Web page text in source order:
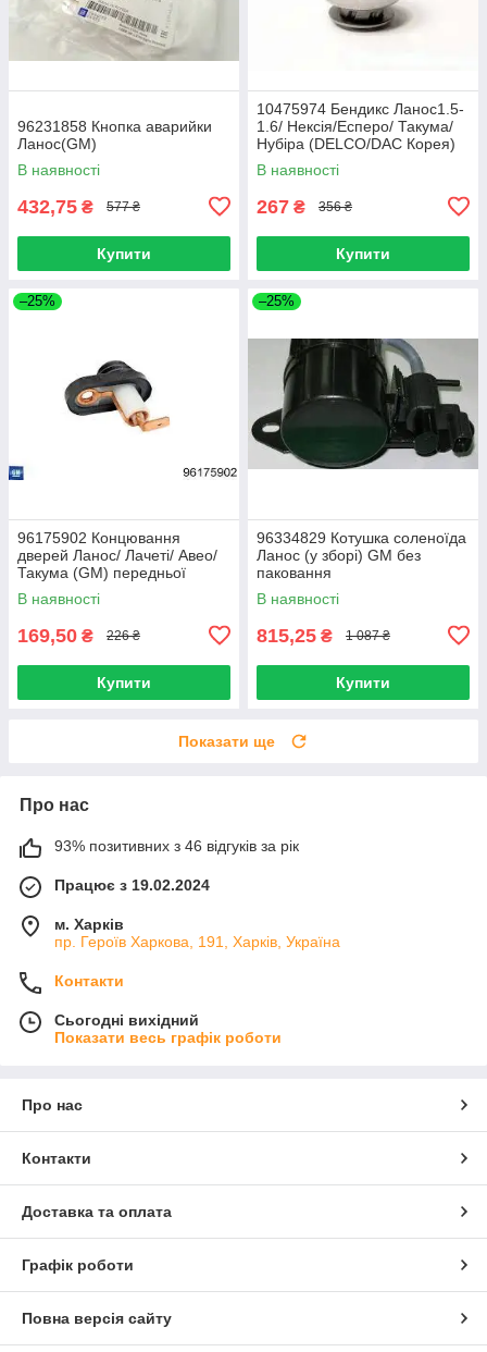
96231858 Кнопка аварийки
Ланос(GM)
В наявності
432,75 ₴ 577 ₴
Купити
10475974 Бендикс Ланос1.5-
1.6/ Нексія/Есперо/ Такума/
Нубіра (DELCO/DAC Корея)
ориг
В наявності
267 ₴ 356 ₴
Купити
–25%
96175902 Концювання
дверей Ланос/ Лачеті/ Авео/
Такума (GM) передньої
В наявності
169,50 ₴ 226 ₴
Купити
–25%
96334829 Котушка соленоїда
Ланос (у зборі) GM без
паковання
В наявності
815,25 ₴ 1 087 ₴
Купити
Показати ще
Про нас
93% позитивних з 46 відгуків за рік
Працює з 19.02.2024
м. Харків
пр. Героїв Харкова, 191, Харків, Україна
Контакти
Сьогодні вихідний
Показати весь графік роботи
Про нас
Контакти
Доставка та оплата
Графік роботи
Повна версія сайту